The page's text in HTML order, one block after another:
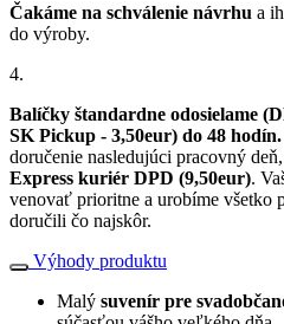
Čakáme na schválenie návrhu a
do výroby.
4.
Balíčky štandardne odosielame
SK Pickup - 3,50eur) do 48 hodín.
doručenie nasledujúci pracovný
Express kuriér DPD (9,50eur).
venovať prioritne a urobíme všetko
doručili čo najskôr.
Výhody produktu
Malý suvenír pre